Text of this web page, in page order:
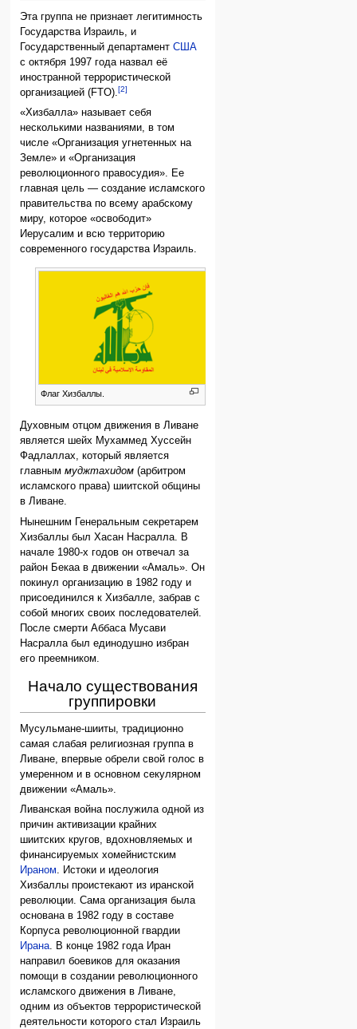
Эта группа не признает легитимность
Государства Израиль, и
Государственный департаментСША
с октября 1997 года назвал её
иностранной террористической
организацией (FTO).[2]
«Хизбалла» называет себя
несколькими названиями, в том
числе «Организация угнетенных на
Земле» и «Организация
революционного правосудия». Ее
главная цель — создание исламского
правительства по всему арабскому
миру, которое «освободит»
Иерусалим и всю территорию
современного государства Израиль.
Флаг Хизбаллы.
Духовным отцом движения в Ливане
является шейх Мухаммед Хуссейн
Фадлаллах, который является
главныммуджтахидом (арбитром
исламского права) шиитской общины
в Ливане.
Нынешним Генеральным секретарем
Хизбаллы был Хасан Насралла. В
начале 1980-х годов он отвечал за
район Бекаа в движении «Амаль». Он
покинул организацию в 1982 году и
присоединился к Хизбалле, забрав с
собой многих своих последователей.
После смерти Аббаса Мусави
Насралла был единодушно избран
его преемником.
Начало существования
группировки
Мусульмане-шииты, традиционно
самая слабая религиозная группа в
Ливане, впервые обрели свой голос в
умеренном и в основном секулярном
движении «Амаль».
Ливанская война послужила одной из
причин активизации крайних
шиитских кругов, вдохновляемых и
финансируемых хомейнистским
Ираном. Истоки и идеология
Хизбаллы проистекают из иранской
революции. Сама организация была
основана в 1982 году в составе
Корпуса революционной гвардии
Ирана. В конце 1982 года Иран
направил боевиков для оказания
помощи в создании революционного
исламского движения в Ливане,
одним из объектов террористической
деятельности которого стал Израиль